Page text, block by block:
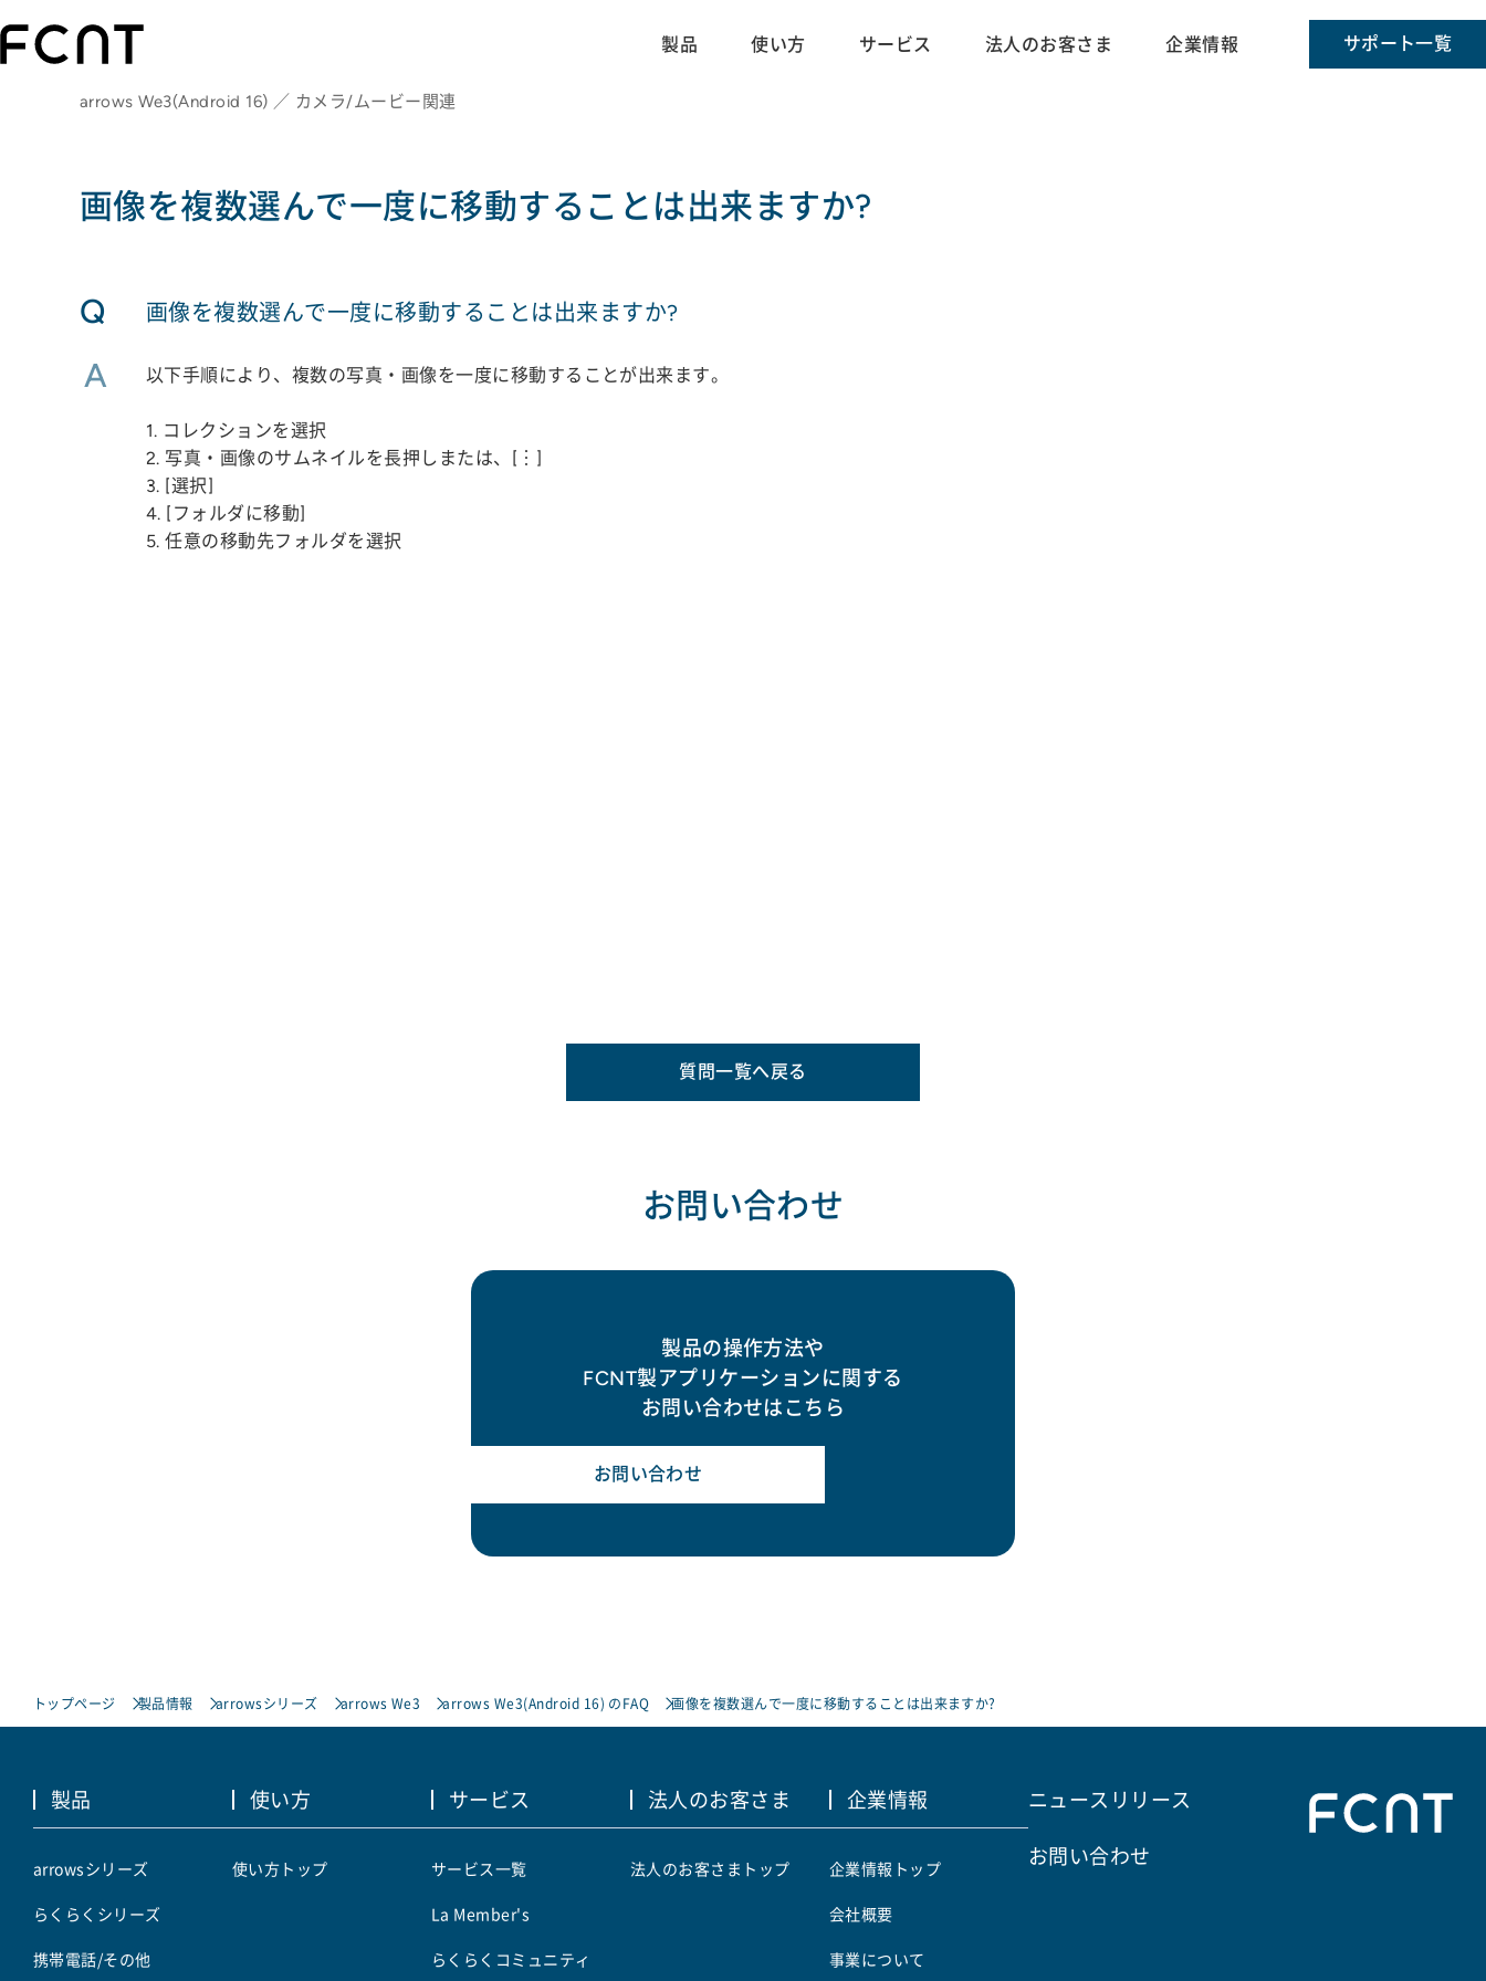
製品 使い方 サービス 法人のお客さま 企業情報 サポート一覧
arrows We3(Android 16) ／ カメラ/ムービー関連
画像を複数選んで一度に移動することは出来ますか?
Q 画像を複数選んで一度に移動することは出来ますか?
A 以下手順により、複数の写真・画像を一度に移動することが出来ます。
1. コレクションを選択
2. 写真・画像のサムネイルを長押しまたは、[︙]
3. [選択]
4. [フォルダに移動]
5. 任意の移動先フォルダを選択
質問一覧へ戻る
お問い合わせ
製品の操作方法や
FCNT製アプリケーションに関する
お問い合わせはこちら
お問い合わせ
トップページ 製品情報 arrowsシリーズ arrows We3 arrows We3(Android 16) のFAQ 画像を複数選んで一度に移動することは出来ますか?
製品
arrowsシリーズ
らくらくシリーズ
携帯電話/その他
使い方
使い方トップ
サービス
サービス一覧
La Member's
らくらくコミュニティ
法人のお客さま
法人のお客さまトップ
企業情報
企業情報トップ
会社概要
事業について
ニュースリリース
お問い合わせ